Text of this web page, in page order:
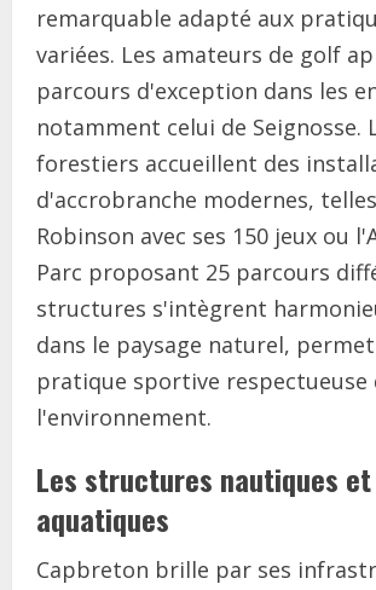
remarquable adapté aux
variées. Les amateurs de golf
parcours d'exception dans les
notamment celui de Seignosse.
forestiers accueillent des
d'accrobranche modernes,
Robinson avec ses 150 jeux ou
Parc proposant 25 parcours
structures s'intègrent
dans le paysage naturel,
pratique sportive respectueuse
l'environnement.
Les structures nautiques et
aquatiques
Capbreton brille par ses